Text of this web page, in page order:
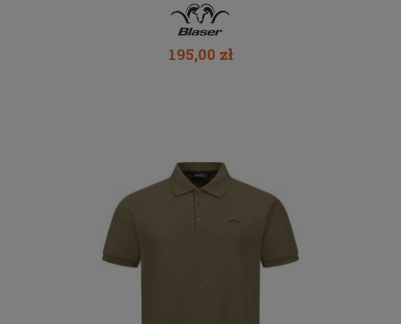
195,00 zł